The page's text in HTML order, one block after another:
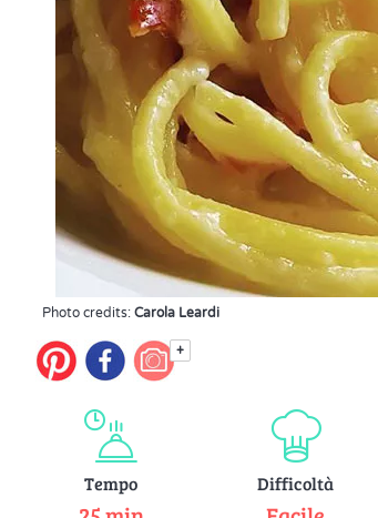
Photo credits: Carola Leardi
+
Tempo Difficoltà